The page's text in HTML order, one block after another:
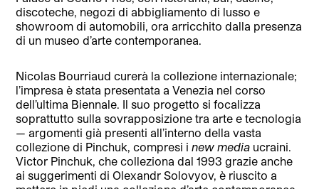
discoteche, negozi di abbigliamento di lusso e
showroom di automobili, ora arricchito dalla presenza
di un museo d’arte contemporanea.
Nicolas Bourriaud curerà la collezione internazionale;
l’impresa è stata presentata a Venezia nel corso
dell’ultima Biennale. Il suo progetto si focalizza
soprattutto sulla sovrapposizione tra arte e tecnologia
— argomenti già presenti all’interno della vasta
collezione di Pinchuk, compresi inew media ucraini.
Victor Pinchuk, che colleziona dal 1993 grazie anche
ai suggerimenti di Olexandr Solovyov, è riuscito a